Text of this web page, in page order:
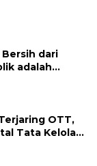
dari
adalah
OTT,
Tata Kelola